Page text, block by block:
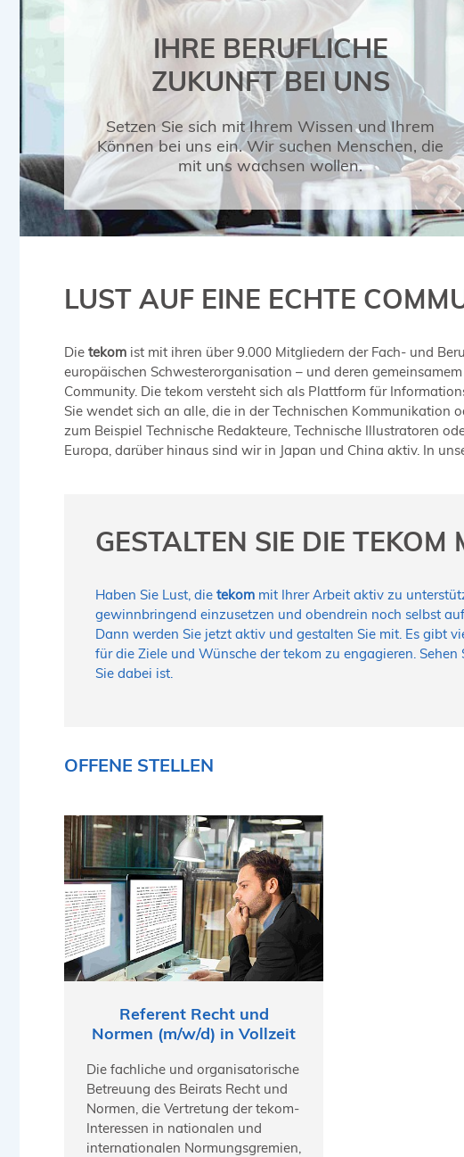
IHRE BERUFLICHE
ZUKUNFT BEI UNS
Setzen Sie sich mit Ihrem Wissen und Ihrem
Können bei uns ein. Wir suchen Menschen, die
mit uns wachsen wollen.
LUST AUF EINE ECHTE
Die tekom ist mit ihren über 9.000 Mitgliedern der Fach- und
europäischen Schwesterorganisation – und deren
Community. Die tekom versteht sich als Plattform für
Sie wendet sich an alle, die in der Technischen
zum Beispiel Technische Redakteure, Technische Illustratoren
Europa, darüber hinaus sind wir in Japan und China aktiv. In
GESTALTEN SIE DIE TEKOM
Haben Sie Lust, die tekom mit Ihrer Arbeit aktiv zu
gewinnbringend einzusetzen und obendrein noch selbst
Dann werden Sie jetzt aktiv und gestalten Sie mit. Es gibt
für die Ziele und Wünsche der tekom zu engagieren. Sehen
Sie dabei ist.
OFFENE STELLEN
Referent Recht und
Normen (m/w/d) in Vollzeit
Die fachliche und organisatorische
Betreuung des Beirats Recht und
Normen, die Vertretung der tekom-
Interessen in nationalen und
internationalen Normungsgremien,